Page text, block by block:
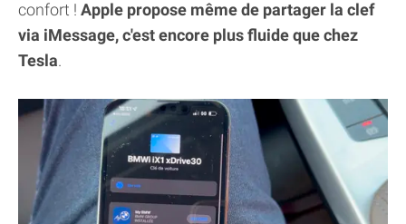
confort ! Apple propose même de partager la clef
via iMessage, c'est encore plus fluide que chez
Tesla.